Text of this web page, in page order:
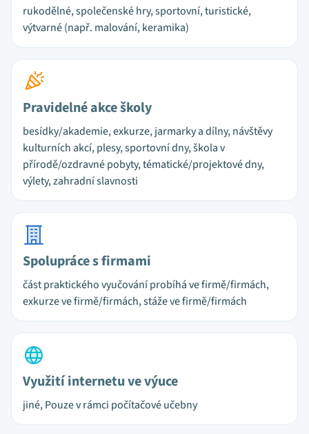
rukodělné, společenské hry, sportovní, turistické,
výtvarné (např. malování, keramika)
Pravidelné akce školy
besídky/akademie, exkurze, jarmarky a dílny, návštěvy
kulturních akcí, plesy, sportovní dny, škola v
přírodě/ozdravné pobyty, tématické/projektové dny,
výlety, zahradní slavnosti
Spolupráce s firmami
část praktického vyučování probíhá ve firmě/firmách,
exkurze ve firmě/firmách, stáže ve firmě/firmách
Využití internetu ve výuce
jiné, Pouze v rámci počítačové učebny